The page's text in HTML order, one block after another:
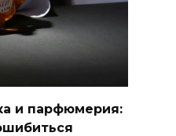
и парфюмерия: